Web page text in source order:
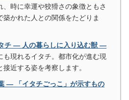
時に幸運や狡猾さの象徴ともさ
かれた人との関係をたどりま
チ ― 人の暮らしに入り込む獣 ―
も現れるイタチ。都市化が進む現
近する姿を考察します。
― 「イタチごっこ」が示すもの